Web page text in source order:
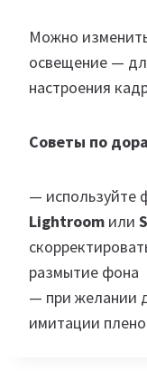
Можно
освещение —
настроения
Советы по
— используйте
Lightroom или
размытие фона
— при желании
имитации